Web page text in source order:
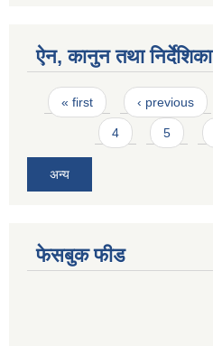
ऐन, कानुन तथा निर्देशिका
Pages
« first ‹ previous
4 5
अन्य
फेसबुक फीड